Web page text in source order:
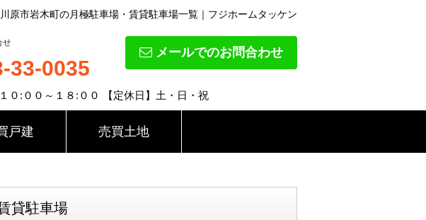
原市岩木町の月極駐車場・賃貸駐車場一覧｜フジホームタッケン
メールでのお問合わせ
せ
33-0035
０:００～１８:００ 【定休日】土・日・祝
戸建 売買土地
貸駐車場